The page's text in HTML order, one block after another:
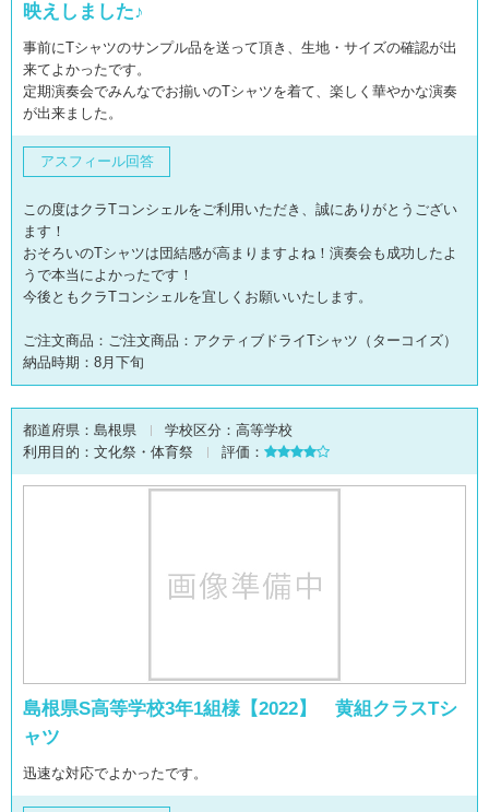
映えしました♪
事前にTシャツのサンプル品を送って頂き、生地・サイズの確認が出
来てよかったです。
定期演奏会でみんなでお揃いのTシャツを着て、楽しく華やかな演奏
が出来ました。
アスフィール回答
この度はクラTコンシェルをご利用いただき、誠にありがとうござい
ます！
おそろいのTシャツは団結感が高まりますよね！演奏会も成功したよ
うで本当によかったです！
今後ともクラTコンシェルを宜しくお願いいたします。
ご注文商品：ご注文商品：アクティブドライTシャツ（ターコイズ）
納品時期：8月下旬
都道府県： 島根県 学校区分： 高等学校
利用目的： 文化祭・体育祭 評価：
島根県S高等学校3年1組様【2022】 黄組クラスTシ
ャツ
迅速な対応でよかったです。